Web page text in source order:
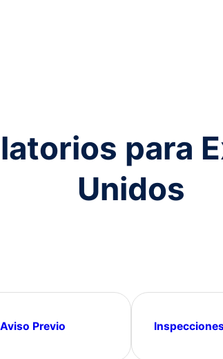
para
Unidos
Aviso Previo